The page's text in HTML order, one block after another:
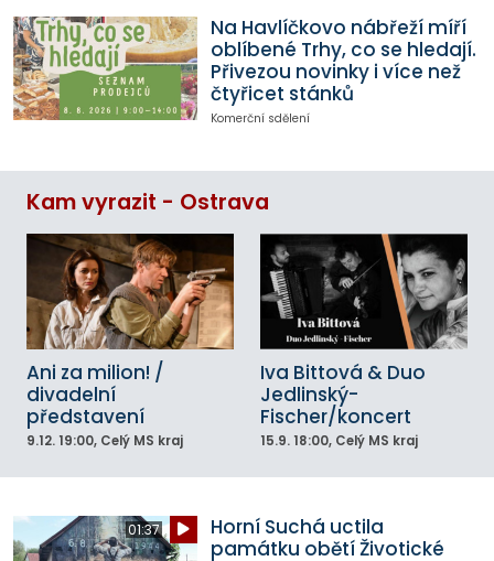
Na Havlíčkovo nábřeží míří
oblíbené Trhy, co se hledají.
Přivezou novinky i více než
čtyřicet stánků
Komerční sdělení
Kam vyrazit - Ostrava
Ani za milion! /
divadelní
představení
9.12. 19:00, Celý MS kraj
Iva Bittová & Duo
Jedlinský-
Fischer/koncert
15.9. 18:00, Celý MS kraj
01:37
Horní Suchá uctila
památku obětí Životické